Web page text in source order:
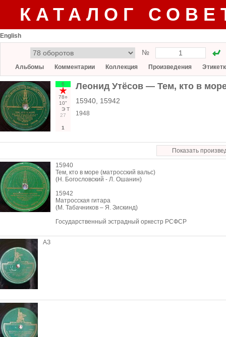
КАТАЛОГ
English
№
Альбомы Комментарии Коллекция Произведения
6
78○
10"
Э Т
27
1
Леонид Утёсов — Тем, кто в
15940, 15942
1948
Показать
15940
Тем, кто в море (матросский вальс)
(Н. Богословский - Л. Ошанин)
15942
Матросская гитара
(М. Табачников – Я. Зискинд)
Государственный эстрадный оркестр РСФСР
АЗ